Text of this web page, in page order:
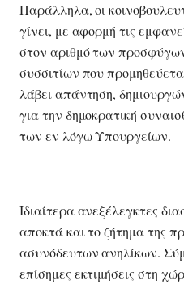
Παράλληλα, οι
γίνει, με αφορμή τις
στον αριθμό των
συσσιτίων που
λάβει απάντηση,
για την δημοκρατική
των εν λόγω Υπουργείων.
Ιδιαίτερα ανεξέλεγκτες
αποκτά και το ζήτημα της
ασυνόδευτων ανηλίκων.
επίσημες εκτιμήσεις στη